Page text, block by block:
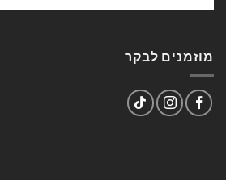
מוזמנים לבקר